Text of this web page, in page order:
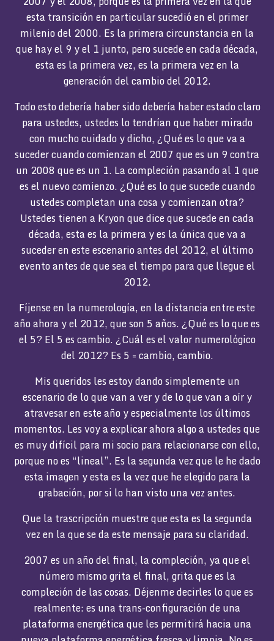
esta transición en particular sucedió en el primer
milenio del 2000. Es la primera circunstancia en la
que hay el 9 y el 1 junto, pero sucede en cada década,
esta es la primera vez, es la primera vez en la
generación del cambio del 2012.
Todo esto debería haber sido debería haber estado claro
para ustedes, ustedes lo tendrían que haber mirado
con mucho cuidado y dicho, ¿Qué es lo que va a
suceder cuando comienzan el 2007 que es un 9 contra
un 2008 que es un 1. La compleción pasando al 1 que
es el nuevo comienzo. ¿Qué es lo que sucede cuando
ustedes completan una cosa y comienzan otra?
Ustedes tienen a Kryon que dice que sucede en cada
década, esta es la primera y es la única que va a
suceder en este escenario antes del 2012, el último
evento antes de que sea el tiempo para que llegue el
2012.
Fíjense en la numerología, en la distancia entre este
año ahora y el 2012, que son 5 años. ¿Qué es lo que es
el 5? El 5 es cambio. ¿Cuál es el valor numerológico
del 2012? Es 5 = cambio, cambio.
Mis queridos les estoy dando simplemente un
escenario de lo que van a ver y de lo que van a oír y
atravesar en este año y especialmente los últimos
momentos. Les voy a explicar ahora algo a ustedes que
es muy difícil para mi socio para relacionarse con ello,
porque no es “lineal”. Es la segunda vez que le he dado
esta imagen y esta es la vez que he elegido para la
grabación, por si lo han visto una vez antes.
Que la trascripción muestre que esta es la segunda
vez en la que se da este mensaje para su claridad.
2007 es un año del final, la compleción, ya que el
número mismo grita el final, grita que es la
compleción de las cosas. Déjenme decirles lo que es
realmente: es una trans-configuración de una
plataforma energética que les permitirá hacia una